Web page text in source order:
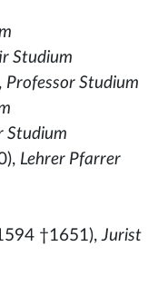
Studium
Professor Studium
Studium
Lehrer Pfarrer
†1651),Jurist